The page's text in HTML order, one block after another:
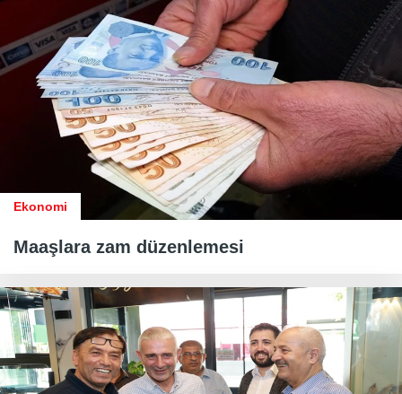
Ekonomi
Maaşlara zam düzenlemesi